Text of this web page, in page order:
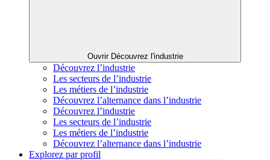
Ouvrir Découvrez l'industrie
Découvrez l’industrie
Les secteurs de l’industrie
Les métiers de l’industrie
Découvrez l’alternance dans l’industrie
Découvrez l’industrie
Les secteurs de l’industrie
Les métiers de l’industrie
Découvrez l’alternance dans l’industrie
Explorez par profil